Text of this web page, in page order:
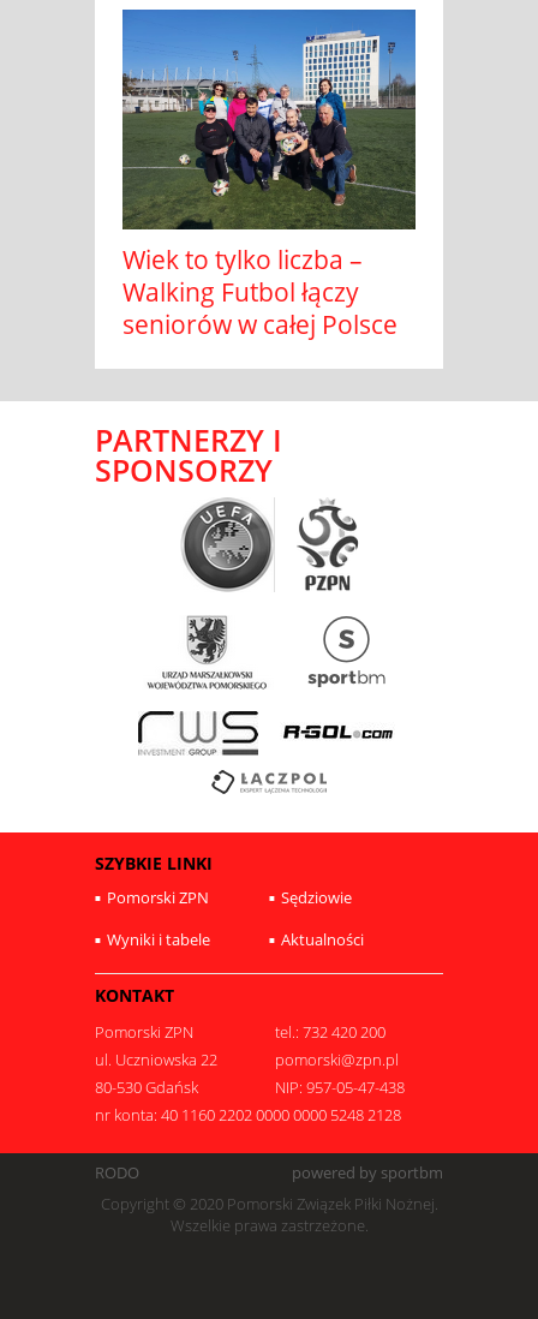
Wiek to tylko liczba –
Walking Futbol łączy
seniorów w całej Polsce
PARTNERZY I
SPONSORZY
SZYBKIE LINKI
Pomorski ZPN
Sędziowie
Wyniki i tabele
Aktualności
KONTAKT
Pomorski ZPN
tel.: 732 420 200
ul. Uczniowska 22
pomorski@zpn.pl
80-530 Gdańsk
NIP: 957-05-47-438
nr konta: 40 1160 2202 0000 0000 5248 2128
RODO
powered by sportbm
Copyright © 2020 Pomorski Związek Piłki Nożnej.
Wszelkie prawa zastrzeżone.